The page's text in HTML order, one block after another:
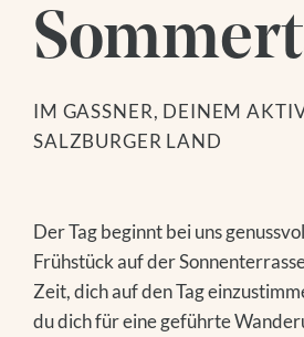
IM GASSNER, DEINEM
SALZBURGER LAND
Der Tag beginnt bei uns
Frühstück auf der
Zeit, dich auf den Tag
du dich für eine geführte